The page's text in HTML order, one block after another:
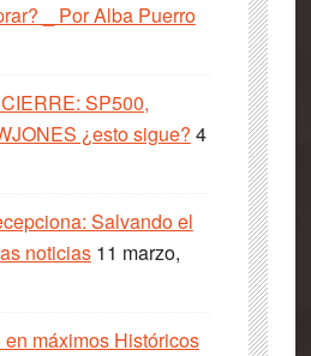
_ Por Alba Puerro
SP500,
¿esto sigue? 4
Salvando el
noticias 11 marzo,
máximos Históricos